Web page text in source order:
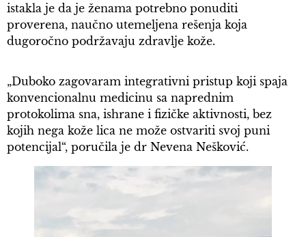
istakla je da je ženama potrebno ponuditi
proverena, naučno utemeljena rešenja koja
dugoročno podržavaju zdravlje kože.
„Duboko zagovaram integrativni pristup koji spaja
konvencionalnu medicinu sa naprednim
protokolima sna, ishrane i fizičke aktivnosti, bez
kojih nega kože lica ne može ostvariti svoj puni
potencijal“, poručila je dr Nevena Nešković.